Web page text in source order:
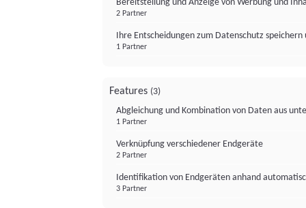
Bereitstellung und Anzeige von Werbung und
2 Partner
Ihre Entscheidungen zum Datenschutz
1 Partner
Features (3)
Abgleichung und Kombination von Daten aus
1 Partner
Verknüpfung verschiedener Endgeräte
2 Partner
Identifikation von Endgeräten anhand
3 Partner